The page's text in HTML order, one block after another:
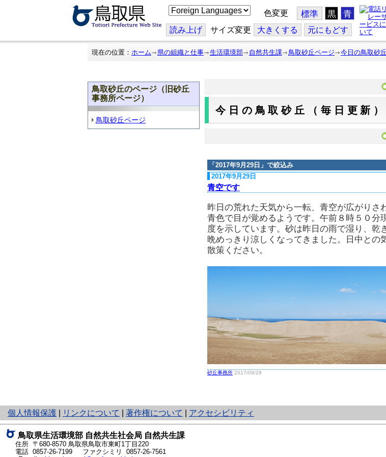
こ
の
ジ
を
翻
色変更 標準 黒 青
読み上げ サイズ変更 大きくする 元にもどす
現在の位置： ホーム 県の組織と仕事 生活環境部 自然共生課 鳥取砂丘ページ 今日の鳥取砂
鳥取砂丘のページ（旧砂丘
事務所ページ）
鳥取砂丘ページ
今日の鳥取砂丘（毎日更新）
「 2017年9月29日 」で絞込み
2017年9月29日
青空です
昨日の荒れた天気から一転、青空が広がり
青色で目が覚めるようです。午前８時５０分
度を示しています。砂は昨日の雨で湿り、
晩めっきり涼しくなってきました。日中と
散策ください。
砂丘事務所 2017/09/29
個人情報保護
と
り
ネ
ッ
ト
リンクについて 著作権について アクセシビリティ
鳥取県生活環境部 自然共生社会局 自然共生課
住所 〒680-8570 鳥取県鳥取市東町1丁目220
電話 0857-26-7199
ファクシミリ 0857-26-7561